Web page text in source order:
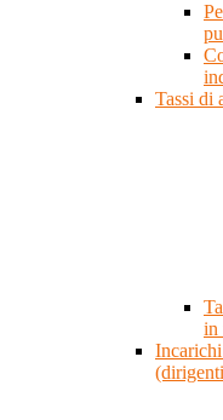
Tassi di
in